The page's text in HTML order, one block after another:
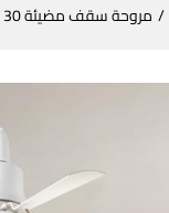
مروحة سقف مضيئة 30 واط قابلة للتعتيم مع جهاز تحكم عن بعد 3 سرعات رياح 40 سم صغيرة صامتة للمطبخ ومؤقت، أبيض Dollars for import ‎B0D41W587B